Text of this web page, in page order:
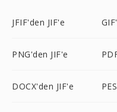
JFIF'den JIF'e
PNG'den JIF'e
DOCX'den JIF'e